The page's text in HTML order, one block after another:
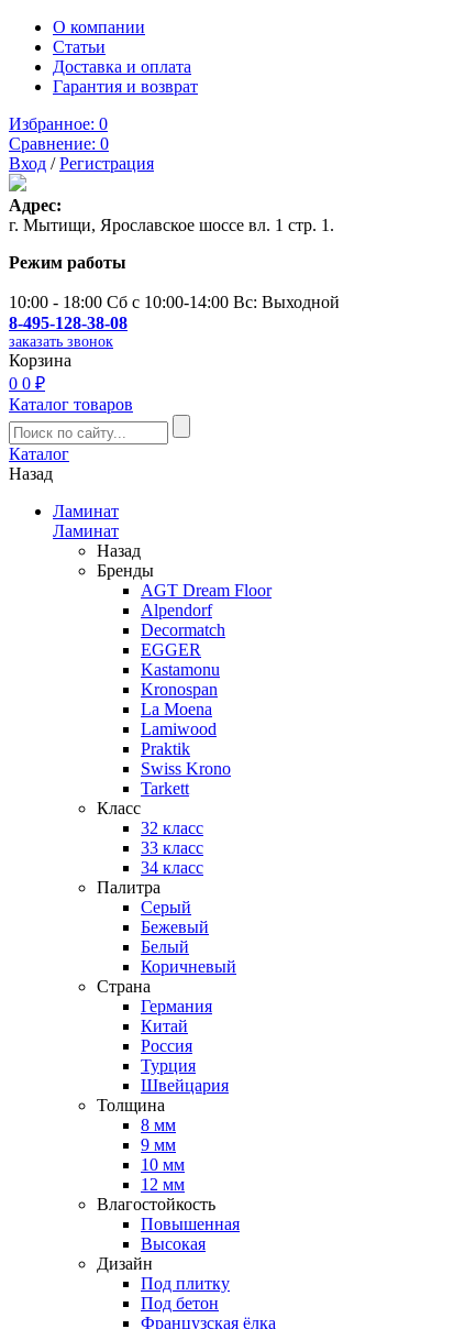
О компании
Статьи
Доставка и оплата
Гарантия и возврат
Избранное: 0
Сравнение: 0
Вход /Регистрация
Адрес:
г. Мытищи, Ярославское шоссе вл. 1 стр. 1.
Режим работы
10:00 - 18:00 Сб с 10:00-14:00 Вс: Выходной
8-495-128-38-08
заказать звонок
Корзина
0 0 ₽
Каталог товаров
Каталог
Назад
Ламинат
Ламинат
Назад
Бренды
AGT Dream Floor
Alpendorf
Decormatch
EGGER
Kastamonu
Kronospan
La Moena
Lamiwood
Praktik
Swiss Krono
Tarkett
Класс
32 класс
33 класс
34 класс
Палитра
Серый
Бежевый
Белый
Коричневый
Страна
Германия
Китай
Россия
Турция
Швейцария
Толщина
8 мм
9 мм
10 мм
12 мм
Влагостойкость
Повышенная
Высокая
Дизайн
Под плитку
Под бетон
Французская ёлка